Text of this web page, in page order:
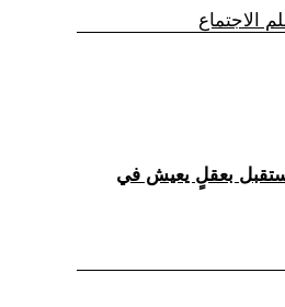
الاجتماع
بعقلٍ يعيش في